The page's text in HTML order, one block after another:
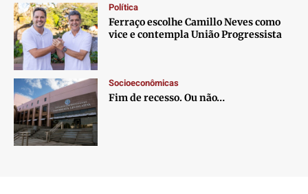
Política
Ferraço escolhe Camillo Neves como
vice e contempla União Progressista
Socioeconômicas
Fim de recesso. Ou não…